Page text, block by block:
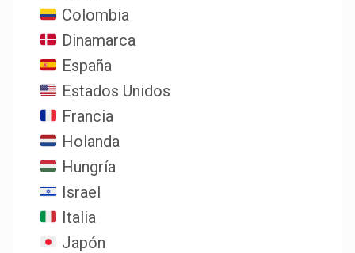
Colombia
Dinamarca
España
Estados Unidos
Francia
Holanda
Hungría
Israel
Italia
Japón